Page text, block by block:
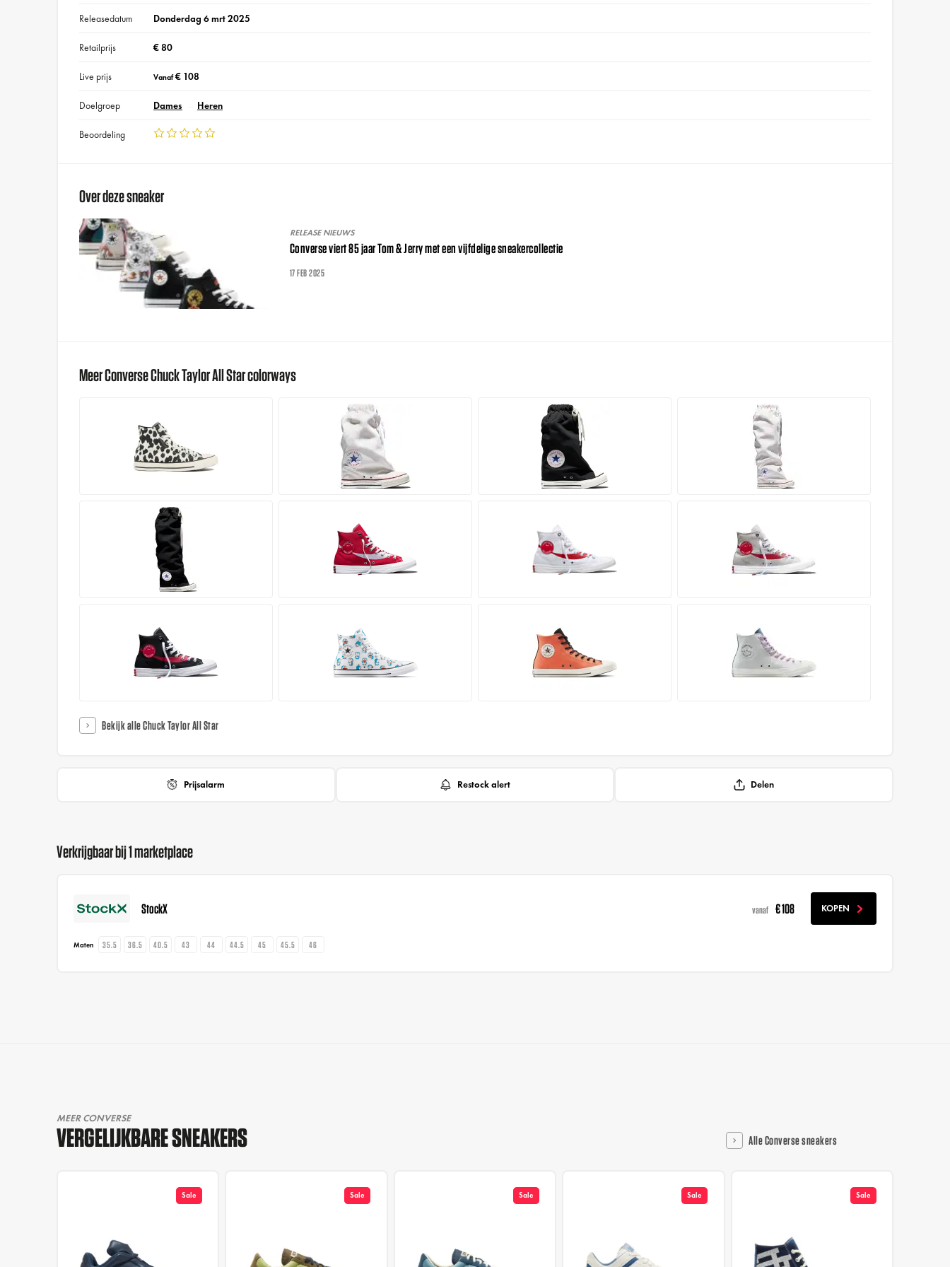
Releasedatum Donderdag 6 mrt 2025
Retailprijs € 80
Live prijs Vanaf€ 108
Doelgroep Dames Heren
Beoordeling
Over deze sneaker
RELEASE NIEUWS
Converse viert 85 jaar Tom & Jerry met een vijfdelige sneakercollectie
17 FEB 2025
Meer Converse Chuck Taylor All Star colorways
Bekijk alle Chuck Taylor All Star
Prijsalarm Restock alert Delen
Verkrijgbaar bij 1 marketplace
StockX vanaf € 108 KOPEN
Maten 35.5 36.5 40.5 43 44 44.5 45 45.5 46
MEER CONVERSE
VERGELIJKBARE SNEAKERS Alle Converse sneakers
Sale Sale Sale Sale Sale